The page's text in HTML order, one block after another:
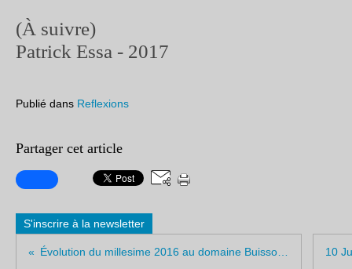
(À suivre)
Patrick Essa - 2017
Publié dans Reflexions
Partager cet article
S'inscrire à la newsletter
Évolution du millesime 2016 au domaine Buisson-Charles et en Côte d'Or